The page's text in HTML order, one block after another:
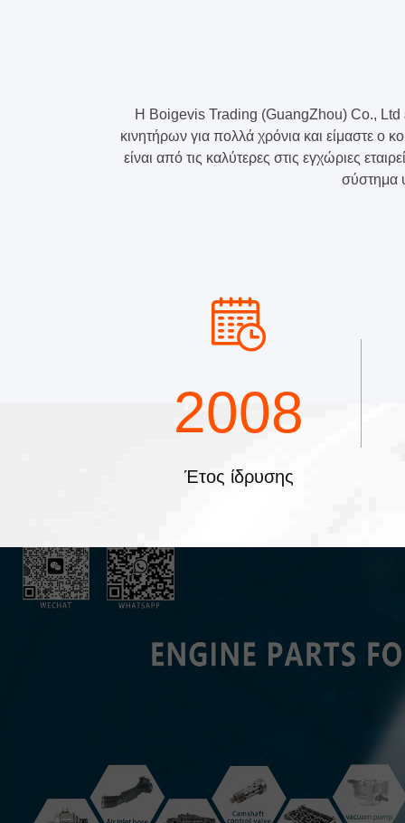
16V
1.6
Η Boigevis Trading (GuangZhou) Co., Ltd
κινητήρων για πολλά χρόνια και είμαστε
είναι από τις καλύτερες στις εγχώριες
σύστημα
2008
Έτος ίδρυσης